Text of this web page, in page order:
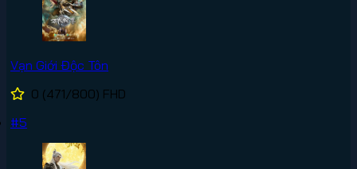
Vạn Giới Độc Tôn
0 (471/800) FHD
#5